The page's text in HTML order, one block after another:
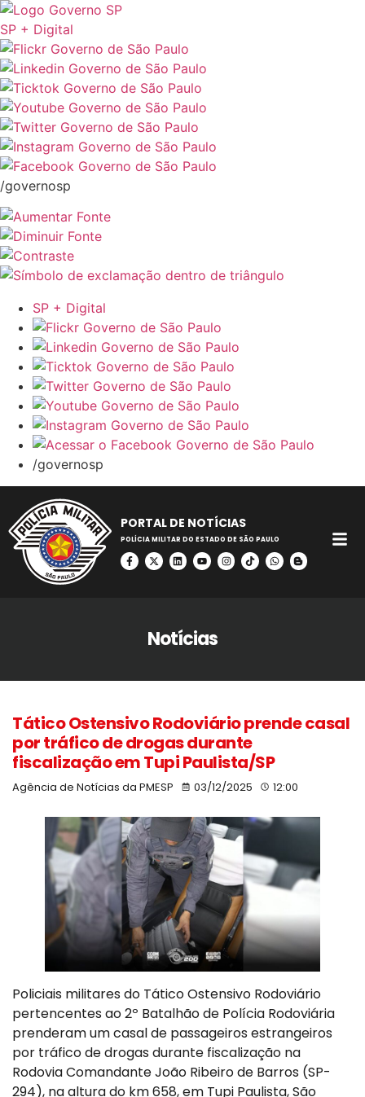
SP + Digital
/governosp
SP + Digital
/governosp
PORTAL DE NOTÍCIAS
POLÍCIA MILITAR DO ESTADO DE SÃO PAULO
Notícias
Tático Ostensivo Rodoviário prende casal
por tráfico de drogas durante
fiscalização em Tupi Paulista/SP
Agência de Notícias da PMESP 03/12/2025 12:00
Policiais militares do Tático Ostensivo Rodoviário
pertencentes ao 2º Batalhão de Polícia Rodoviária
prenderam um casal de passageiros estrangeiros
por tráfico de drogas durante fiscalização na
Rodovia Comandante João Ribeiro de Barros (SP-
294), na altura do km 658, em Tupi Paulista, São